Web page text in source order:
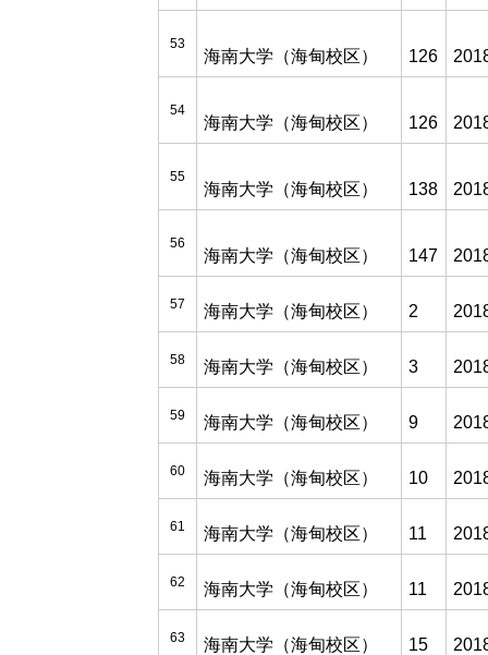
53
海南大学（海甸校区） 126
54
海南大学（海甸校区） 126
55
海南大学（海甸校区） 138
56
海南大学（海甸校区） 147
57 海南大学（海甸校区） 2
58 海南大学（海甸校区） 3
59 海南大学（海甸校区） 9
60 海南大学（海甸校区） 10
61 海南大学（海甸校区） 11
62 海南大学（海甸校区） 11
63 海南大学（海甸校区） 15